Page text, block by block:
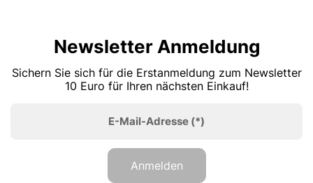
Newsletter Anmeldung
Sichern Sie sich für die Erstanmeldung zum Newsletter
10 Euro für Ihren nächsten Einkauf!
E-Mail-Adresse (*)
Anmelden